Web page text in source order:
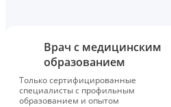
Врач с медицинским
образованием
Только сертифицированные
специалисты с профильным
образованием и опытом